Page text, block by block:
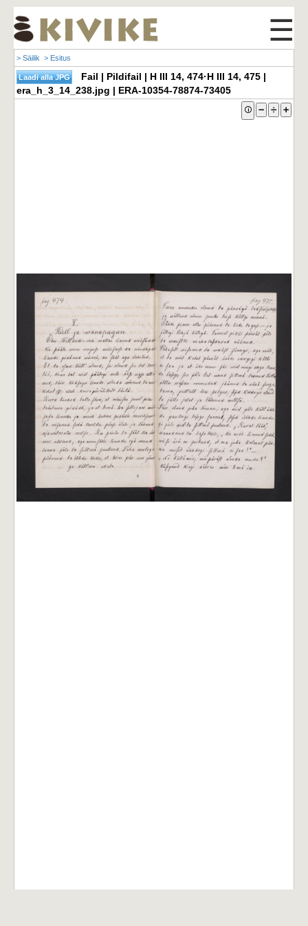
☰
> Säilik > Esitus
Fail | Pildifail | H III 14, 474·H III 14, 475 |
era_h_3_14_238.jpg | ERA-10354-78874-73405